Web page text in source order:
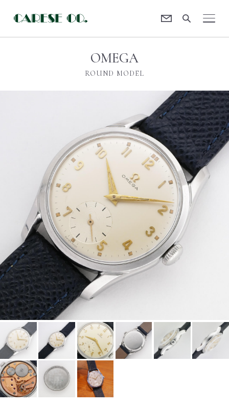
OMEGA
ROUND MODEL